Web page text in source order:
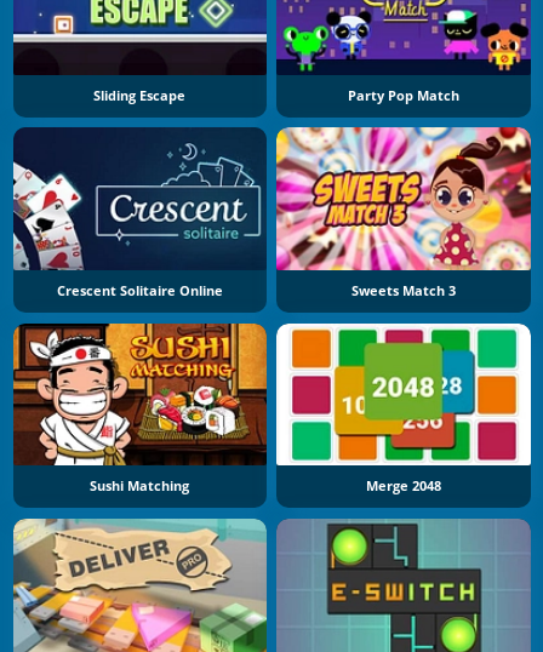
Sliding Escape Party Pop Match
Crescent Solitaire Online Sweets Match 3
Sushi Matching Merge 2048